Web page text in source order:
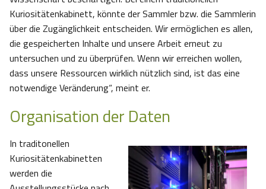
Kuriositätenkabinett, könnte der Sammler bzw. die Sammlerin
über die Zugänglichkeit entscheiden. Wir ermöglichen es allen,
die gespeicherten Inhalte und unsere Arbeit erneut zu
untersuchen und zu überprüfen. Wenn wir erreichen wollen,
dass unsere Ressourcen wirklich nützlich sind, ist das eine
notwendige Veränderung“, meint er.
Organisation der Daten
In traditonellen
Kuriositätenkabinetten
werden die